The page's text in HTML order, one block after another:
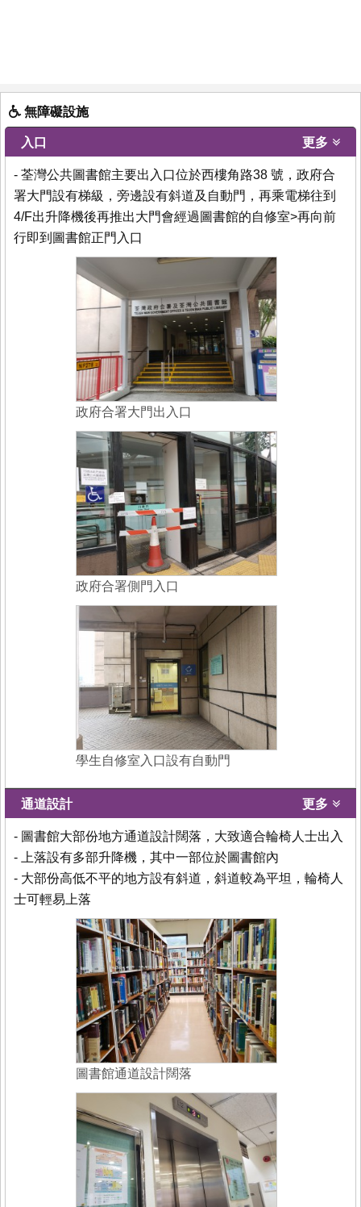
無障礙設施
入口 更多
- 荃灣公共圖書館主要出入口位於西樓角路38 號，政府合
署大門設有梯級，旁邊設有斜道及自動門，再乘電梯往到
4/F出升降機後再推出大門會經過圖書館的自修室>再向前
行即到圖書館正門入口
政府合署大門出入口
政府合署側門入口
學生自修室入口設有自動門
通道設計 更多
- 圖書館大部份地方通道設計闊落，大致適合輪椅人士出入
- 上落設有多部升降機，其中一部位於圖書館內
- 大部份高低不平的地方設有斜道，斜道較為平坦，輪椅人
士可輕易上落
圖書館通道設計闊落